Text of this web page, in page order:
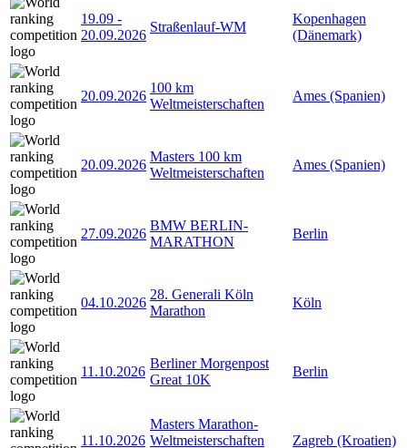
19.09 -
20.09.2026
Straßenlauf-WM
Kopenhagen
(Dänemark)
20.09.2026
100 km
Weltmeisterschaften
Ames (Spanien)
20.09.2026
Masters 100 km
Weltmeisterschaften
Ames (Spanien)
27.09.2026
BMW BERLIN-
MARATHON
Berlin
04.10.2026
28. Generali Köln
Marathon
Köln
11.10.2026
Berliner Morgenpost
Great 10K
Berlin
11.10.2026
Masters Marathon-
Weltmeisterschaften
Zagreb (Kroatien)